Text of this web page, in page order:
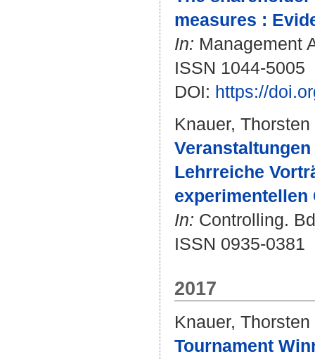
measures :
In: Management
ISSN 1044-5005
DOI: https://
Knauer, Thorsten
Lehrreiche
In: Controlling.
ISSN 0935-0381
2017
Knauer, Thorsten
Tournament